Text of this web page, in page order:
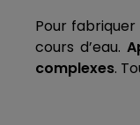
Pour
cours d’eau.
complexes.